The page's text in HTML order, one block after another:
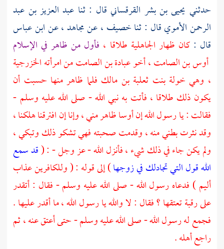
حدثني يحيى بن بشر القرقساني قال : ثنا عبد العزيز بن عبد
الرحمن الأمويقال : ثناخصيف ، عنمجاهد، عنابن عباس
قال :كان ظهار الجاهلية طلاقا ، فأول من ظاهر في الإسلام
أوس بن الصامت، أخوعبادة بن الصامتمن امرأته الخزرجية
، وهي خولة بنت ثعلبة بن مالك فلما ظاهر منها حسبت أن
يكون ذلك طلاقا ، فأتت به نبي الله - صلى الله عليه وسلم -
فقالت : يا رسول الله إن أوسا ظاهر مني ، وإنا إن افترقنا هلكنا ،
وقد نثرت بطني منه ، وقدمت صحبته فهي تشكو ذلك وتبكي ،
ولم يكن جاء في ذلك شيء ، فأنزل الله - عز وجل - : (قد سمع
الله قول التي تجادلك في زوجها) إلى قوله : ( وللكافرين عذاب
أليم ) فدعاه رسول الله - صلى الله عليه وسلم - فقال : أتقدر
على رقبة تعتقها ؟ فقال : لا والله يا رسول الله ، ما أقدر عليها .
فجمع له رسول الله - صلى الله عليه وسلم - حتى أعتق عنه ، ثم
راجع أهله .